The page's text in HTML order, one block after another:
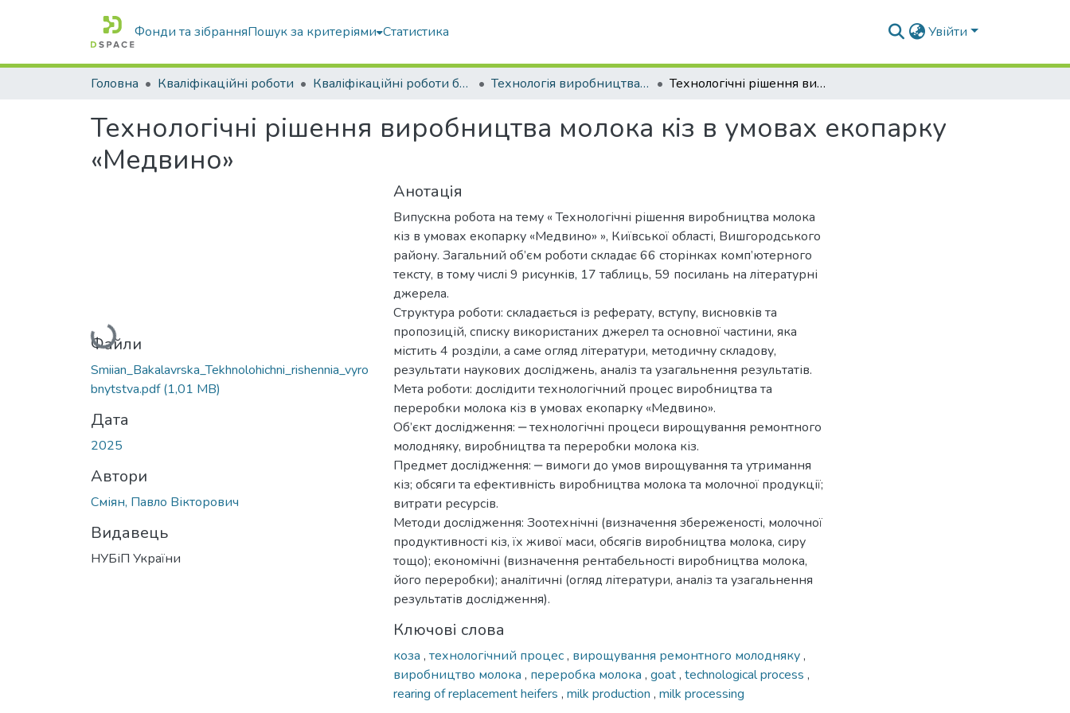
Фонди та зібранняПошук за критеріями Статистика Увійти
Головна Кваліфікаційні роботи Кваліфікаційні роботи бакалаврів Технологія виробництва і переробки продукції тваринництва Технологічні рішення виробництва молока кіз в умовах екопарку «Медвино»
Технологічні рішення виробництва молока кіз в умовах екопарку
«Медвино»
Вантажиться...
Файли
Smiian_Bakalavrska_Tekhnolohichni_rishennia_vyro
bnytstva.pdf(1,01 MB)
Дата
2025
Автори
Сміян, Павло Вікторович
Видавець
НУБіП України
Анотація
Випускна робота на тему « Технологічні рішення виробництва молока
кіз в умовах екопарку «Медвино» », Київської області, Вишгородського
району. Загальний об’єм роботи складає 66 сторінках комп’ютерного
тексту, в тому числі 9 рисунків, 17 таблиць, 59 посилань на літературні
джерела.
Структура роботи: складається із реферату, вступу, висновків та
пропозицій, списку використаних джерел та основної частини, яка
містить 4 розділи, а саме огляд літератури, методичну складову,
результати наукових досліджень, аналіз та узагальнення результатів.
Мета роботи: дослідити технологічний процес виробництва та
переробки молока кіз в умовах екопарку «Медвино».
Об’єкт дослідження: ‒ технологічні процеси вирощування ремонтного
молодняку, виробництва та переробки молока кіз.
Предмет дослідження: ‒ вимоги до умов вирощування та утримання
кіз; обсяги та ефективність виробництва молока та молочної продукції;
витрати ресурсів.
Методи дослідження: Зоотехнічні (визначення збереженості, молочної
продуктивності кіз, їх живої маси, обсягів виробництва молока, сиру
тощо); економічні (визначення рентабельності виробництва молока,
його переробки); аналітичні (огляд літератури, аналіз та узагальнення
результатів дослідження).
Ключові слова
коза , технологічний процес, вирощування ремонтного молодняку,
виробництво молока , переробка молока , goat, technological process ,
rearing of replacement heifers , milk production , milk processing